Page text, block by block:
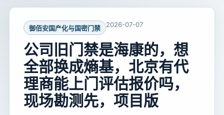
御佰安国产化与国密门禁 2026-07-07
公司旧门禁是海康的，想
全部换成熵基，北京有代
理商能上门评估报价吗，
现场勘测先，项目版